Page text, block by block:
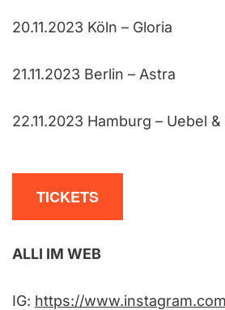
20.11.2023 Köln – Gloria
21.11.2023 Berlin – Astra
22.11.2023 Hamburg – Uebel
TICKETS
ALLI IM WEB
IG: https://